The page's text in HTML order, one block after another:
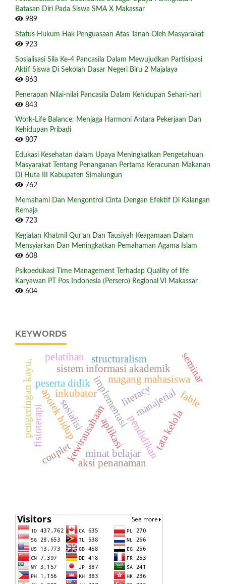
Batasan Diri Pada Siswa SMA X Makassar
989
Status Hukum Hak Penguasaan Atas Tanah Oleh Masyarakat
923
Sosialisasi Sila Ke-4 Pancasila Dalam Mewujudkan Partisipasi
Aktif Siswa Di Sekolah Dasar Negeri Biru 2 Majalaya
863
Penerapan Nilai-nilai Pancasila Dalam Kehidupan Sehari-hari
843
Work-Life Balance: Menjaga Harmoni Antara Pekerjaan Dan
Kehidupan Pribadi
807
Edukasi Kesehatan dalam Upaya Meningkatkan Pengetahuan
Masyarakat Tentang Penanganan Pertama Keracunan Makanan
Di Huta III Kabupaten Simalungun
762
Memahami Dan Mengontrol Cinta Dengan Efektif Di Kalangan
Remaja
723
Kegiatan Khatmil Qur’an Dan Tausiyah Keagamaan Dalam
Mensyiarkan Dan Meningkatkan Pemahaman Agama Islam
608
Psikoedukasi Time Management Terhadap Quality of life
Karyawan PT Pos Indonesia (Persero) Regional VI Makassar
604
KEYWORDS
pendidikan
implementasi
inkubator
kewirausahaan
sistem informasi akademik
magang mahasiswa
peserta didik
aksi penanaman
manajerial
tata kelola
apotek hidup aplikasi
structuralism
couplet
pelatihan
minat belajar
sosialisi
fisioterapi
literacy fable
seminar
pengeringan kayu,